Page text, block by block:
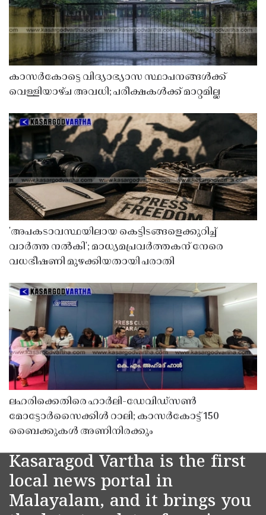
കാസർകോട്ടെ വിദ്യാഭ്യാസ സ്ഥാപനങ്ങൾക്ക്
വെള്ളിയാഴ്ച അവധി; പരീക്ഷകൾക്ക് മാറ്റമില്ല
'അപകടാവസ്ഥയിലായ കെട്ടിടങ്ങളെക്കുറിച്ച്
വാർത്ത നൽകി'; മാധ്യമപ്രവർത്തകന് നേരെ
വധഭീഷണി മുഴക്കിയതായി പരാതി
ലഹരിക്കെതിരെ ഹാർലി-ഡേവിഡ്‌സൺ
മോട്ടോർസൈക്കിൾ റാലി; കാസർകോട്ട് 150
ബൈക്കുകൾ അണിനിരക്കും
Kasaragod Vartha is the first
local news portal in
Malayalam, and it brings you